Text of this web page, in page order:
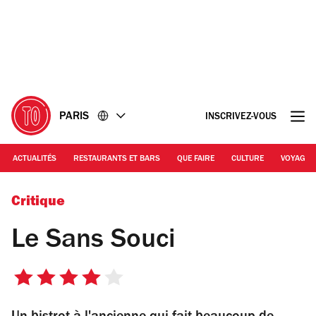
PARIS INSCRIVEZ-VOUS
ACTUALITÉS RESTAURANTS ET BARS QUE FAIRE CULTURE VOYAGE
© Le Sans Souci
Critique
Le Sans Souci
4